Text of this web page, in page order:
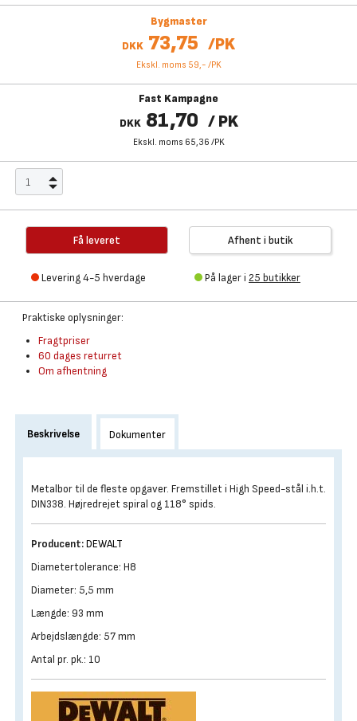
Bygmaster
DKK 73,75 /PK
Ekskl. moms 59,- /PK
Fast Kampagne
DKK 81,70 / PK
Ekskl. moms 65,36 /PK
Få leveret
Levering 4-5 hverdage
Afhent i butik
På lager i 25 butikker
Praktiske oplysninger:
Fragtpriser
60 dages returret
Om afhentning
Beskrivelse Dokumenter
Metalbor til de fleste opgaver. Fremstillet i High Speed-stål i.h.t.
DIN338. Højredrejet spiral og 118° spids.
Producent:DEWALT
Diametertolerance: H8
Diameter: 5,5 mm
Længde: 93 mm
Arbejdslængde: 57 mm
Antal pr. pk.: 10